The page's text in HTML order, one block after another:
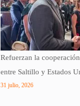
Refuerzan la
entre Saltillo y Estados
31 julio, 2026